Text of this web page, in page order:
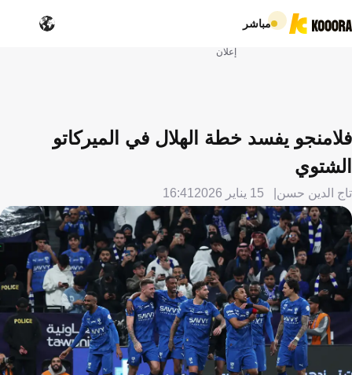
مباشر
إعلان
فلامنجو يفسد خطة الهلال في الميركاتو
الشتوي
تاج الدين حسن 15 يناير 2026 16:41